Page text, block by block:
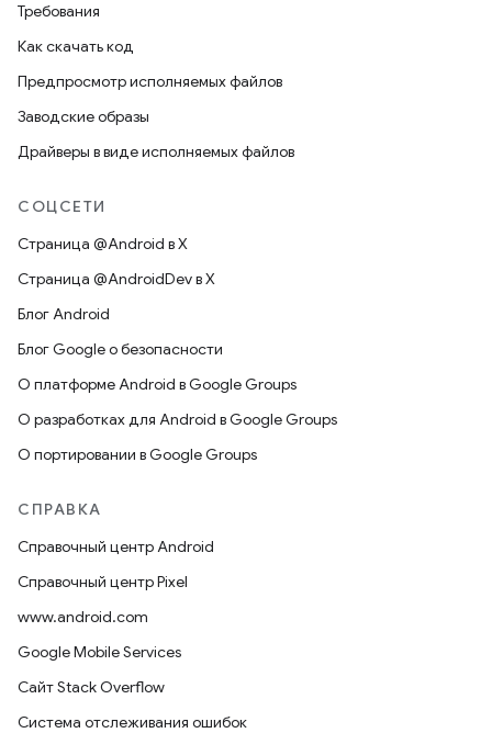
Требования
Как скачать код
Предпросмотр исполняемых файлов
Заводские образы
Драйверы в виде исполняемых файлов
СОЦСЕТИ
Страница @Android в X
Страница @AndroidDev в X
Блог Android
Блог Google о безопасности
О платформе Android в Google Groups
О разработках для Android в Google Groups
О портировании в Google Groups
СПРАВКА
Справочный центр Android
Справочный центр Pixel
www.android.com
Google Mobile Services
Сайт Stack Overflow
Система отслеживания ошибок